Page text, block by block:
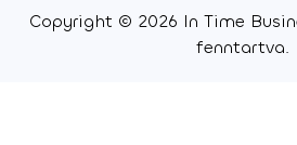
Copyright © 2026 In Time
fenntartva.